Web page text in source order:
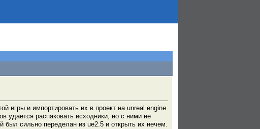
игры и импортировать их в проект на unreal engine
удается распаковать исходники, но с ними не
был сильно переделан из ue2.5 и открыть их нечем.